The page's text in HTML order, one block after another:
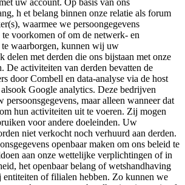
h et belang binnen onze relatie als forum
waarmee we persoongegevens
voorkomen of om de netwerk- en
waarborgen, kunnen wij uw
delen met derden die ons bijstaan met onze
De activiteiten van derden bevatten de
door Combell en data-analyse via de host
Google analytics. Deze bedrijven
persoonsgegevens, maar alleen wanneer dat
hun activiteiten uit te voeren. Zij mogen
voor andere doeleinden. Uw
niet verkocht noch verhuurd aan derden.
openbaar maken om ons beleid te
aan onze wettelijke verplichtingen of in
het openbaar belang of wetshandhaving
of filialen hebben. Zo kunnen we